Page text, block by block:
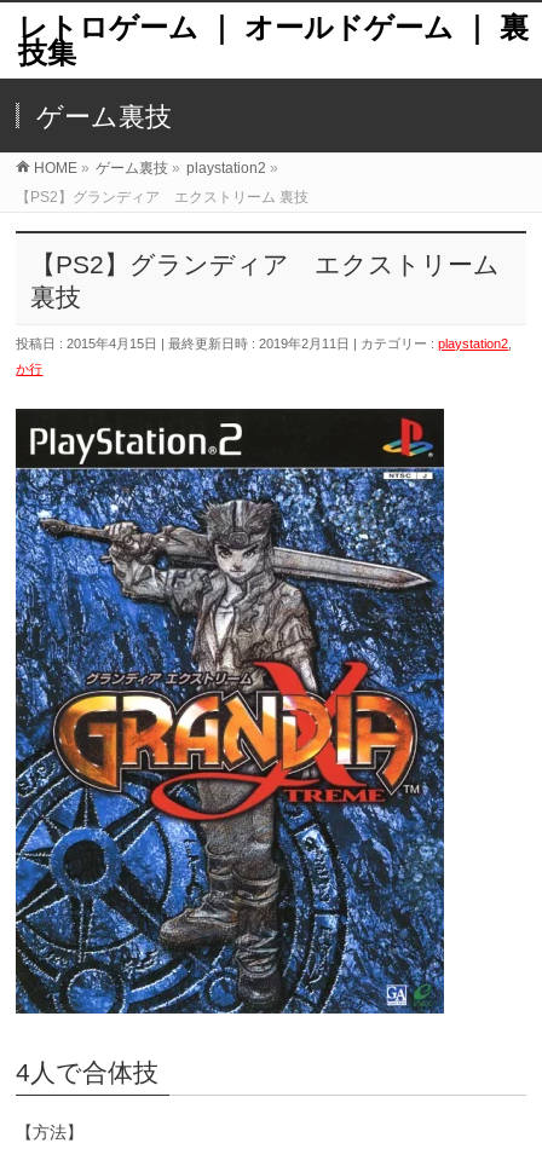
レトロゲーム ｜ オールドゲーム ｜ 裏
技集
ゲーム裏技
HOME » ゲーム裏技 » playstation2 »
【PS2】グランディア エクストリーム 裏技
【PS2】グランディア エクストリーム
裏技
投稿日 : 2015年4月15日 最終更新日時 : 2019年2月11日 カテゴリー :playstation2
か行
4人で合体技
【方法】